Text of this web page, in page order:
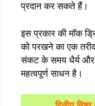
प्रदान कर सकते हैं।
इस प्रकार की मॉक
को परखने का एक
संकट के समय धैर्य
महत्वपूर्ण साधन है।